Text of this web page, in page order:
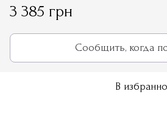
3 385 грн
Сообщить, когда
В